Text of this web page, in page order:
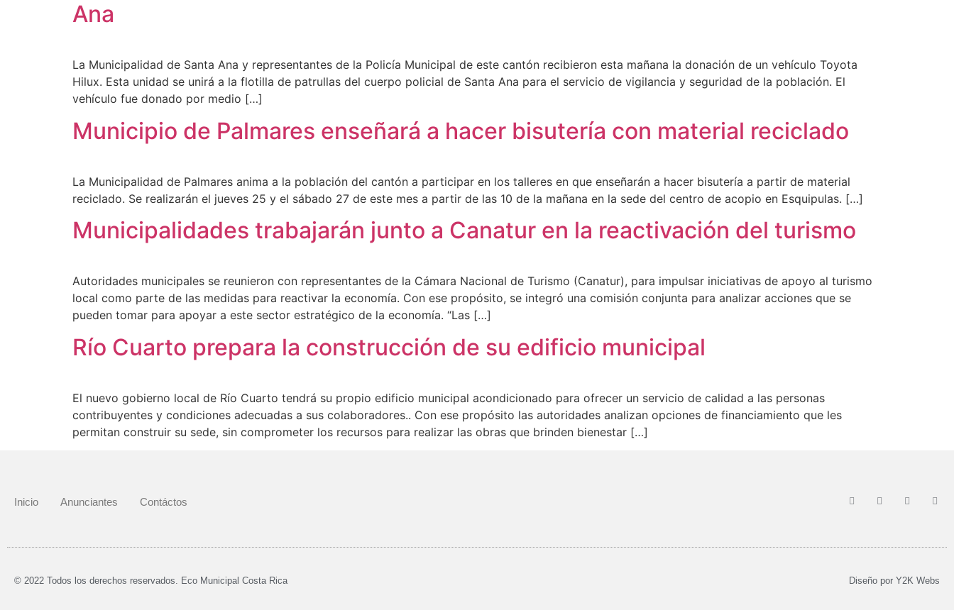
Ana
La Municipalidad de Santa Ana y representantes de la Policía Municipal de este cantón recibieron esta mañana la donación de un vehículo Toyota
Hilux. Esta unidad se unirá a la flotilla de patrullas del cuerpo policial de Santa Ana para el servicio de vigilancia y seguridad de la población. El
vehículo fue donado por medio […]
Municipio de Palmares enseñará a hacer bisutería con material reciclado
La Municipalidad de Palmares anima a la población del cantón a participar en los talleres en que enseñarán a hacer bisutería a partir de material
reciclado. Se realizarán el jueves 25 y el sábado 27 de este mes a partir de las 10 de la mañana en la sede del centro de acopio en Esquipulas. […]
Municipalidades trabajarán junto a Canatur en la reactivación del turismo
Autoridades municipales se reunieron con representantes de la Cámara Nacional de Turismo (Canatur), para impulsar iniciativas de apoyo al turismo
local como parte de las medidas para reactivar la economía. Con ese propósito, se integró una comisión conjunta para analizar acciones que se
pueden tomar para apoyar a este sector estratégico de la economía. “Las […]
Río Cuarto prepara la construcción de su edificio municipal
El nuevo gobierno local de Río Cuarto tendrá su propio edificio municipal acondicionado para ofrecer un servicio de calidad a las personas
contribuyentes y condiciones adecuadas a sus colaboradores.. Con ese propósito las autoridades analizan opciones de financiamiento que les
permitan construir su sede, sin comprometer los recursos para realizar las obras que brinden bienestar […]
Inicio Anunciantes Contáctos
© 2022 Todos los derechos reservados. Eco Municipal Costa Rica Diseño por Y2K Webs